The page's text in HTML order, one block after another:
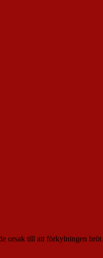
orsak till att förkylningen